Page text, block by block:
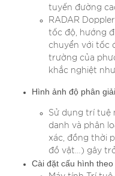
tuyến đường
RADAR
tốc độ, hướng
chuyển với tốc
trường của
khắc nghiệt
Hình ảnh độ phân
Sử dụng trí tuệ
danh và phân
xác, đồng thời
đồ vật…) gây
Cài đặt cấu hình theo